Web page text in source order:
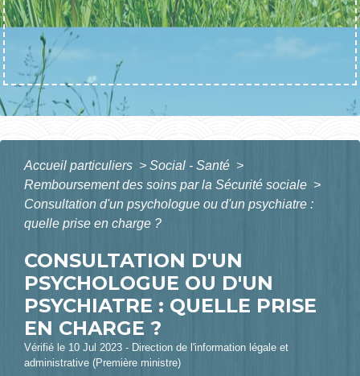
Accueil particuliers > Social - Santé >
Remboursement des soins par la Sécurité sociale >
Consultation d'un psychologue ou d'un psychiatre :
quelle prise en charge ?
CONSULTATION D'UN
PSYCHOLOGUE OU D'UN
PSYCHIATRE : QUELLE PRISE
EN CHARGE ?
Vérifié le 10 Jul 2023 - Direction de l'information légale et
administrative (Première ministre)